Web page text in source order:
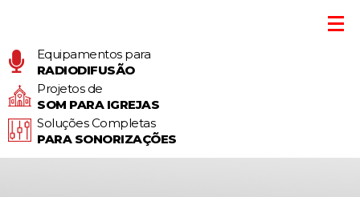
Equipamentos para
RADIODIFUSÃO
Projetos de
SOM PARA IGREJAS
Soluções Completas
PARA SONORIZAÇÕES